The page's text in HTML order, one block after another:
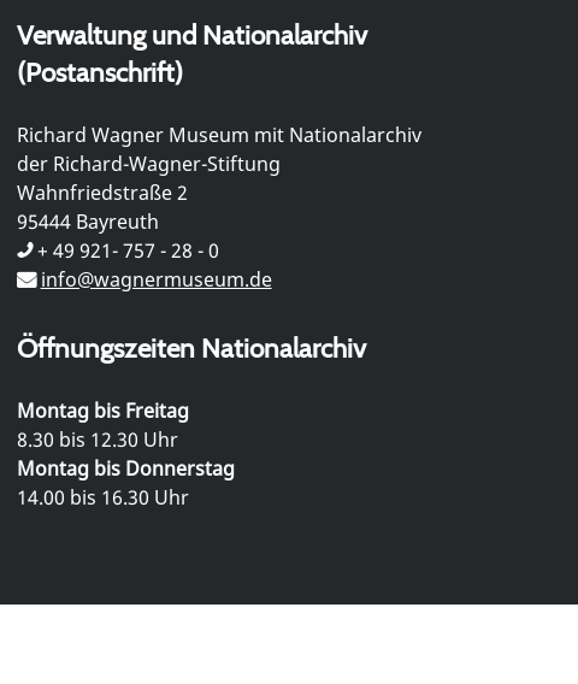
Verwaltung und Nationalarchiv
(Postanschrift)
Richard Wagner Museum mit Nationalarchiv
der Richard-Wagner-Stiftung
Wahnfriedstraße 2
95444 Bayreuth
+ 49 921- 757 - 28 - 0
info@wagnermuseum.de
Öffnungszeiten Nationalarchiv
Montag bis Freitag
8.30 bis 12.30 Uhr
Montag bis Donnerstag
14.00 bis 16.30 Uhr